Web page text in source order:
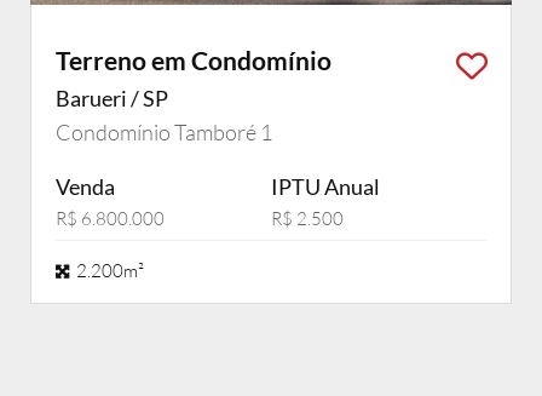
Terreno em Condomínio
Barueri / SP
Condomínio Tamboré 1
Venda
R$ 6.800.000
IPTU Anual
R$ 2.500
2.200m²